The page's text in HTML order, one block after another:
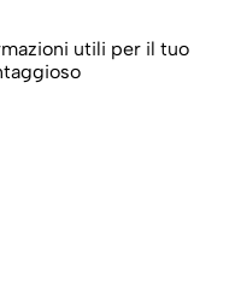
utili per il tuo